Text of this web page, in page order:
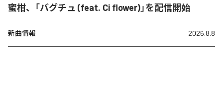
蜜柑、「バグチュ (feat. Ci flower)」を配信開始
新曲情報 2026.8.8